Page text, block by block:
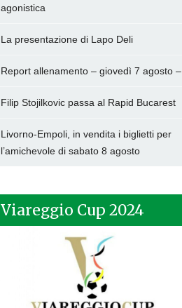
agonistica
La presentazione di Lapo Deli
Report allenamento – giovedì 7 agosto –
Filip Stojilkovic passa al Rapid Bucarest
Livorno-Empoli, in vendita i biglietti per
l’amichevole di sabato 8 agosto
Viareggio Cup 2024